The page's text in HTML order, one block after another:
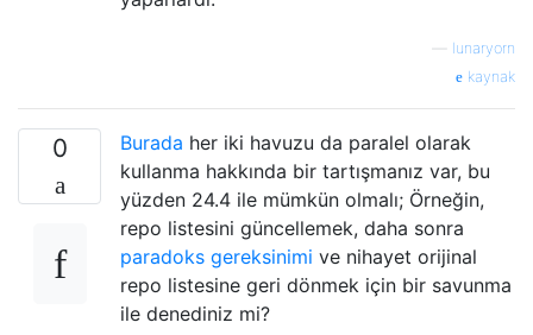
lunaryorn
kaynak
0 Burada her iki havuzu da paralel olarak
kullanma hakkında bir tartışmanız var, bu
yüzden 24.4 ile mümkün olmalı; Örneğin,
repo listesini güncellemek, daha sonra
paradoks gereksinimi ve nihayet orijinal
repo listesine geri dönmek için bir savunma
ile denediniz mi?